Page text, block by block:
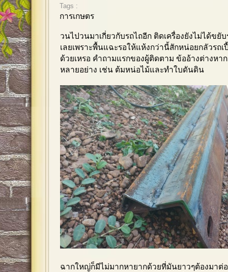
Tags :
การเกษตร
วนไปวนมาเกี่ยวกับรถไถอีก ติดเครื่องยังไม่ได้ขยั
เลยเพราะพื้นแฉะรอให้แห้งกว่านี้สักหน่อยกลัวรถเ
ด้วยเหรอ คำถามแรกของผู้ติดตาม ข้ออ้างต่างหา
หลายอย่าง เช่น ต้มหน่อไม้และทำใบดันดิน
ฉากใหญ่ก็มีไม่มากหายากด้วยที่มันยาวๆต้องมาต่อ